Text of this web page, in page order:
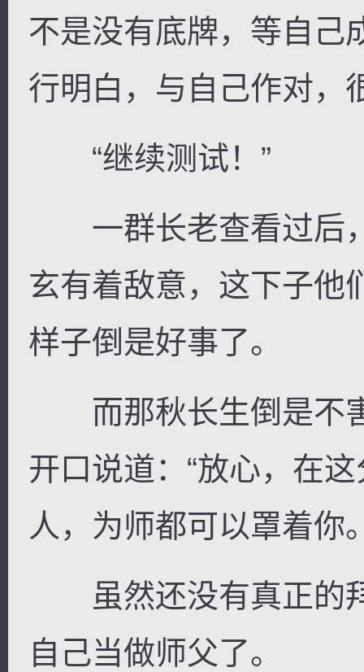
不是没有底牌，等自己
行明白，与自己作对，
“继续测试！”
一群长老查看过后
玄有着敌意，这下子他
样子倒是好事了。
而那秋长生倒是不
开口说道：“放心，在
人，为师都可以罩着你
虽然还没有真正的
自己当做师父了。